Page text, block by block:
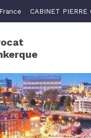
CABINET PIERRE